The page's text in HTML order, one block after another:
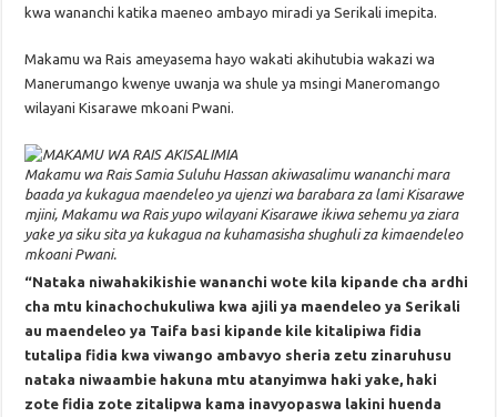
kwa wananchi katika maeneo ambayo miradi ya Serikali imepita.
Makamu wa Rais ameyasema hayo wakati akihutubia wakazi wa
Manerumango kwenye uwanja wa shule ya msingi Maneromango
wilayani Kisarawe mkoani Pwani.
Makamu wa Rais Samia Suluhu Hassan akiwasalimu wananchi mara
baada ya kukagua maendeleo ya ujenzi wa barabara za lami Kisarawe
mjini, Makamu wa Rais yupo wilayani Kisarawe ikiwa sehemu ya ziara
yake ya siku sita ya kukagua na kuhamasisha shughuli za kimaendeleo
mkoani Pwani.
“Nataka niwahakikishie wananchi wote kila kipande cha ardhi
cha mtu kinachochukuliwa kwa ajili ya maendeleo ya Serikali
au maendeleo ya Taifa basi kipande kile kitalipiwa fidia
tutalipa fidia kwa viwango ambavyo sheria zetu zinaruhusu
nataka niwaambie hakuna mtu atanyimwa haki yake, haki
zote fidia zote zitalipwa kama inavyopaswa lakini huenda